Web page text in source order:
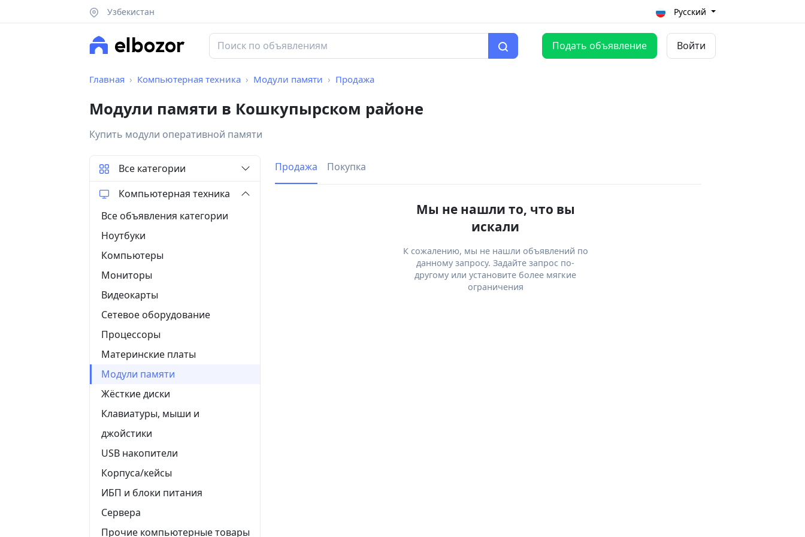
Узбекистан Русский
Подать объявление Войти
Главная Компьютерная техника Модули памяти Продажа
Модули памяти в Кошкупырском районе
Купить модули оперативной памяти
Продажа Покупка
Мы не нашли то, что вы
искали
К сожалению, мы не нашли объявлений по
данному запросу. Задайте запрос по-
другому или установите более мягкие
ограничения
Все категории
Компьютерная техника
Все объявления категории
Ноутбуки
Компьютеры
Мониторы
Видеокарты
Сетевое оборудование
Процессоры
Материнские платы
Модули памяти
Жёсткие диски
Клавиатуры, мыши и
джойстики
USB накопители
Корпуса/кейсы
ИБП и блоки питания
Сервера
Прочие компьютерные товары